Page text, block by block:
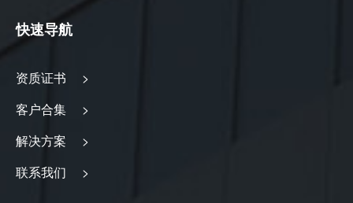
快速导航
资质证书 >
客户合集 >
解决方案 >
联系我们 >